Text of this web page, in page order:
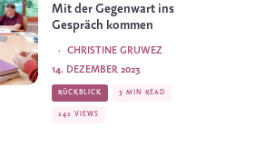
Mit der Gegenwart ins
Gespräch kommen
CHRISTINE GRUWEZ
·
14. DEZEMBER 2023
RÜCKBLICK 3 MIN READ
242 VIEWS